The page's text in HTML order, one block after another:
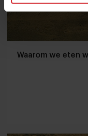
Waarom we eten